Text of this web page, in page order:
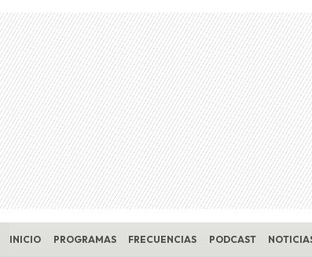
Skip to main content
INICIO PROGRAMAS FRECUENCIAS PODCAST